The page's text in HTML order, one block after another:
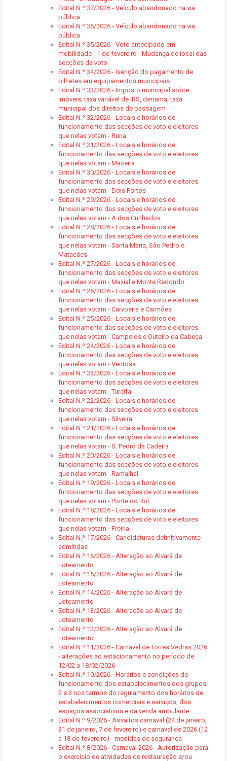
Edital N.º 37/2026 - Veículo abandonado na via
pública
Edital N.º 36/2026 - Veículo abandonado na via
pública
Edital N.º 35/2026 - Voto antecipado em
mobilidade - 1 de fevereiro - Mudança de local das
secções de voto
Edital N.º 34/2026 - Isenção do pagamento de
bilhetes em equipamentos municipais
Edital N.º 33/2026 - Imposto municipal sobre
imóveis, taxa variável de IRS, derrama, taxa
municipal dos direitos de passagem
Edital N.º 32/2026 - Locais e horários de
funcionamento das secções de voto e eleitores
que nelas votam - Runa
Edital N.º 31/2026 - Locais e horários de
funcionamento das secções de voto e eleitores
que nelas votam - Maceira
Edital N.º 30/2026 - Locais e horários de
funcionamento das secções de voto e eleitores
que nelas votam - Dois Portos
Edital N.º 29/2026 - Locais e horários de
funcionamento das secções de voto e eleitores
que nelas votam - A dos Cunhados
Edital N.º 28/2026 - Locais e horários de
funcionamento das secções de voto e eleitores
que nelas votam - Santa Maria, São Pedro e
Matacães
Edital N.º 27/2026 - Locais e horários de
funcionamento das secções de voto e eleitores
que nelas votam - Maxial e Monte Redondo
Edital N.º 26/2026 - Locais e horários de
funcionamento das secções de voto e eleitores
que nelas votam - Carvoeira e Carmões
Edital N.º 25/2026 - Locais e horários de
funcionamento das secções de voto e eleitores
que nelas votam - Campelos e Outeiro da Cabeça
Edital N.º 24/2026 - Locais e horários de
funcionamento das secções de voto e eleitores
que nelas votam - Ventosa
Edital N.º 23/2026 - Locais e horários de
funcionamento das secções de voto e eleitores
que nelas votam - Turcifal
Edital N.º 22/2026 - Locais e horários de
funcionamento das secções de voto e eleitores
que nelas votam - Silveira
Edital N.º 21/2026 - Locais e horários de
funcionamento das secções de voto e eleitores
que nelas votam - S. Pedro da Cadeira
Edital N.º 20/2026 - Locais e horários de
funcionamento das secções de voto e eleitores
que nelas votam - Ramalhal
Edital N.º 19/2026 - Locais e horários de
funcionamento das secções de voto e eleitores
que nelas votam - Ponte do Rol
Edital N.º 18/2026 - Locais e horários de
funcionamento das secções de voto e eleitores
que nelas votam - Freiria
Edital N.º 17/2026 - Candidaturas definitivamente
admitidas
Edital N.º 16/2026 - Alteração ao Alvará de
Loteamento
Edital N.º 15/2026 - Alteração ao Alvará de
Loteamento
Edital N.º 14/2026 - Alteração ao Alvará de
Loteamento
Edital N.º 13/2026 - Alteração ao Alvará de
Loteamento
Edital N.º 12/2026 - Alteração ao Alvará de
Loteamento
Edital N.º 11/2026 - Carnaval de Torres Vedras 2026
- alterações ao estacionamento no período de
12/02 a 18/02/2026
Edital N.º 10/2026 - Horários e condições de
funcionamento dos estabelecimentos dos grupos
2 e 3 nos termos do regulamento dos horários de
estabelecimentos comerciais e serviços, dos
espaços associativos e da venda ambulante
Edital N.º 9/2026 - Assaltos carnaval (24 de janeiro,
31 de janeiro, 7 de fevereiro) e carnaval de 2026 (12
a 18 de fevereiro) - medidas de segurança
Edital N.º 8/2026 - Carnaval 2026 - Autorização para
o exercício de atividades de restauração e/ou